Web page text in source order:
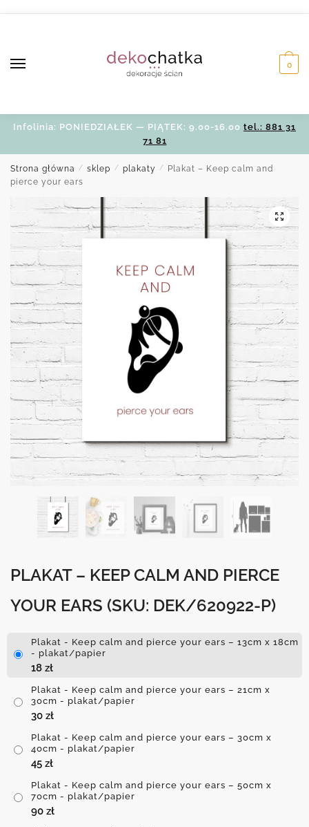
0
Infolinia: PONIEDZIAŁEK — PIĄTEK: 9.00-16.00 tel.: 881 31
71 81
Strona główna / sklep / plakaty /
Plakat – Keep calm and
pierce your ears
PLAKAT – KEEP CALM AND PIERCE
YOUR EARS (SKU: DEK/620922-P)
Plakat - Keep calm and pierce your ears – 13cm x 18cm
- plakat/papier
18 zł
Plakat - Keep calm and pierce your ears – 21cm x
30cm - plakat/papier
30 zł
Plakat - Keep calm and pierce your ears – 30cm x
40cm - plakat/papier
45 zł
Plakat - Keep calm and pierce your ears – 50cm x
70cm - plakat/papier
90 zł